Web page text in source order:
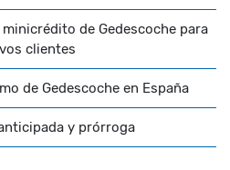
de Gedescoche para
clientes
de Gedescoche en España
y prórroga